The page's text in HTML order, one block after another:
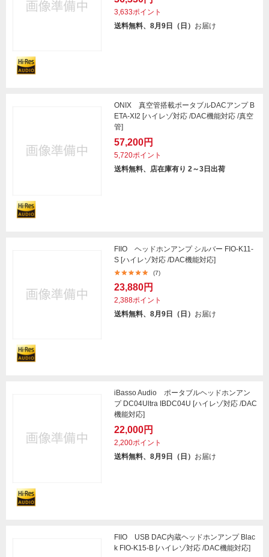
3,633ポイント
送料無料、8月9日（日） お届け
ONIX 真空管搭載ポータブルDACアンプ B
ETA-XI2 [ハイレゾ対応 /DAC機能対応 /真空
管]
57,200円
5,720ポイント
送料無料、店在庫有り 2～3日出荷
FIIO ヘッドホンアンプ シルバー FIO-K11-
S [ハイレゾ対応 /DAC機能対応]
(7)
23,880円
2,388ポイント
送料無料、8月9日（日） お届け
iBasso Audio ポータブルヘッドホンアン
プ DC04Ultra IBDC04U [ハイレゾ対応 /DAC
機能対応]
22,000円
2,200ポイント
送料無料、8月9日（日） お届け
FIIO USB DAC内蔵ヘッドホンアンプ Blac
k FIO-K15-B [ハイレゾ対応 /DAC機能対応]